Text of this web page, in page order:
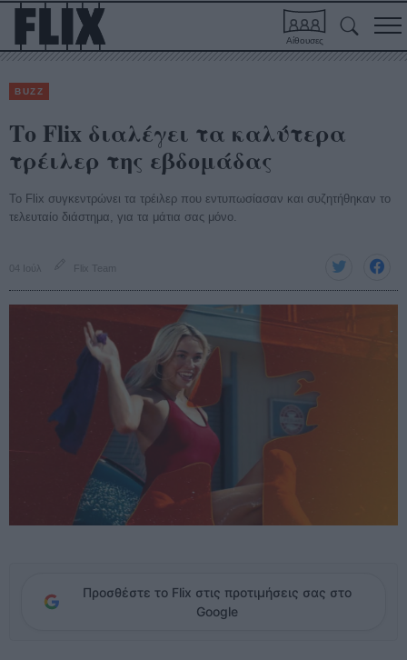
Αίθουσες
BUZZ
Το Flix διαλέγει τα καλύτερα
τρέιλερ της εβδομάδας
Το Flix συγκεντρώνει τα τρέιλερ που εντυπωσίασαν και συζητήθηκαν το
τελευταίο διάστημα, για τα μάτια σας μόνο.
04 Ιούλ Flix Team
Προσθέστε το Flix στις προτιμήσεις σας στο
Google